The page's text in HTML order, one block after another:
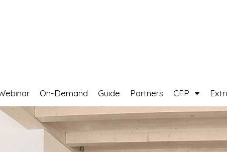
On-Demand Guide Partners CFP